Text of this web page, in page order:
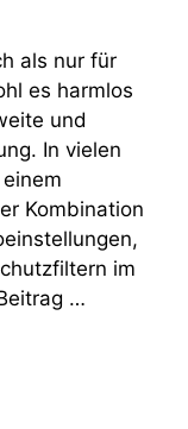
als nur für
es harmlos
und
In vielen
Kombination
im
…